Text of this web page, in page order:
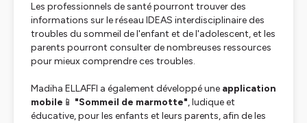
Les professionnels de santé pourront trouver des
informations sur le réseau IDEAS interdisciplinaire des
troubles du sommeil de l'enfant et de l'adolescent, et les
parents pourront consulter de nombreuses ressources
pour mieux comprendre ces troubles.
Madiha ELLAFFI a également développé une application
mobile 📱 "Sommeil de marmotte", ludique et
éducative, pour les enfants et leurs parents, afin de les